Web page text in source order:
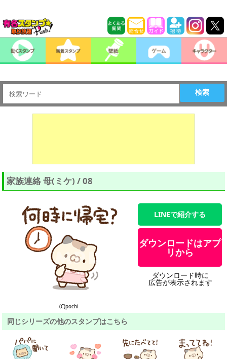
検索
家族連絡 母(ミケ) / 08
(C)pochi
LINEで紹介する
ダウンロードはアプ
リから
ダウンロード時に
広告が表示されます
同じシリーズの他のスタンプはこちら